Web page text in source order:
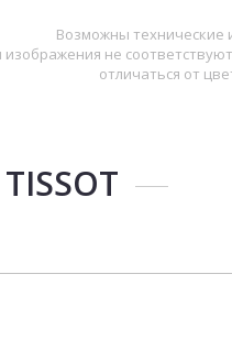
Возможны технические
не
отличаться от